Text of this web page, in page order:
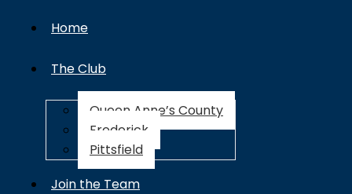
Home
The Club
Queen Anne’s County
Frederick
Pittsfield
Join the Team